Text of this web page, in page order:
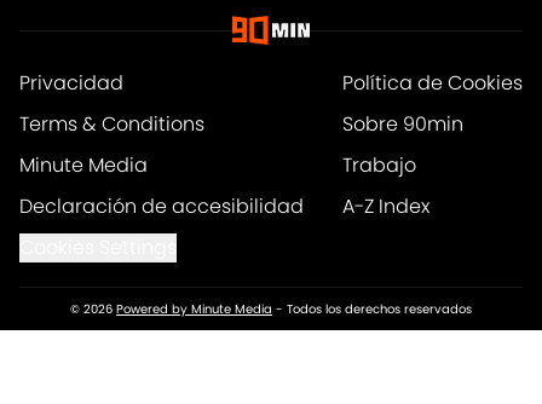
Privacidad
Política de Cookies
Terms & Conditions
Sobre 90min
Minute Media
Trabajo
Declaración de accesibilidad
A-Z Index
© 2026 Powered by Minute Media - Todos los derechos reservados